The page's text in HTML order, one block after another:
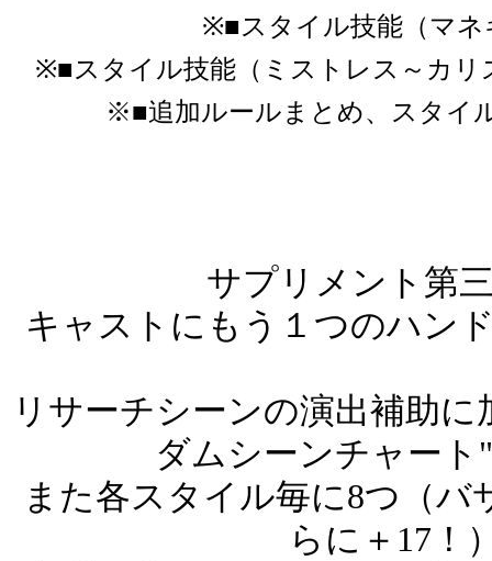
※■スタイル技能（マネ
※■スタイル技能（ミストレス～カリ
※■追加ルールまとめ、スタイ
サプリメント第
キャストにもう１つのハン
リサーチシーンの演出補助
ダムシーンチャー
また各スタイル毎に8つ（
らに＋17！